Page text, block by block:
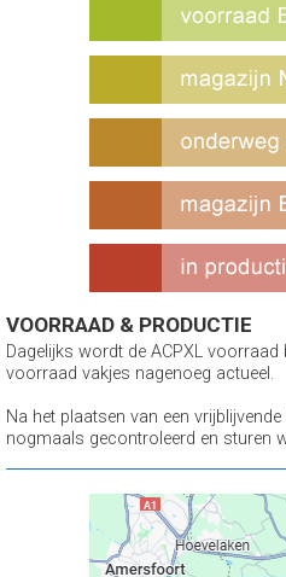
VOORRAAD & PRODUCTIE
Dagelijks wordt de ACPXL
voorraad vakjes nagenoeg actueel.
Na het plaatsen van een
nogmaals gecontroleerd en sturen